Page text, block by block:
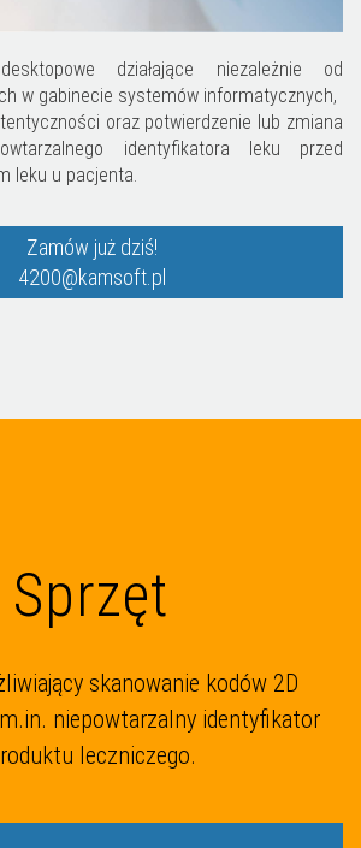
działające niezależnie od
w gabinecie systemów informatycznych,
oraz potwierdzenie lub zmiana
identyfikatora leku przed
leku u pacjenta.
Zamów już dziś!
4200@kamsoft.pl
Sprzęt
skanowanie kodów 2D
niepowtarzalny identyfikator
leczniczego.